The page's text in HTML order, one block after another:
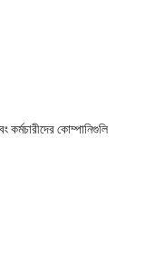
কর্মচারীদের কোম্পানিগুলি